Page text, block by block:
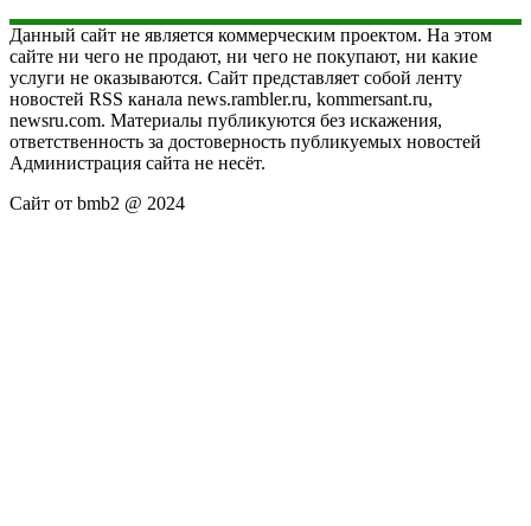
Данный сайт не является коммерческим проектом. На этом
сайте ни чего не продают, ни чего не покупают, ни какие
услуги не оказываются. Сайт представляет собой ленту
новостей RSS канала news.rambler.ru, kommersant.ru,
newsru.com. Материалы публикуются без искажения,
ответственность за достоверность публикуемых новостей
Администрация сайта не несёт.
Сайт от bmb2 @ 2024